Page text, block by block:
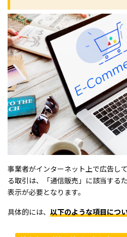
事業者がインターネット上で広告し
る取引は、「通信販売」に該当する
表示が必要となります。
具体的には、 以下のような項目につ